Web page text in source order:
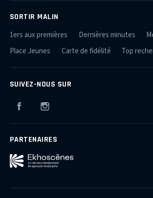
SORTIR MALIN
1ers aux premières Dernières minutes
Place Jeunes
Carte de fidélité Top
SUIVEZ-NOUS SUR
Facebook
PARTENAIRES